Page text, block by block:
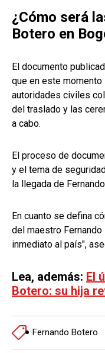
¿Cómo será
Botero en
El documento
que en este
autoridades civiles
del traslado y las
a cabo.
El proceso de
y el tema de
la llegada de
En cuanto se defina
del maestro
inmediato al país",
Lea, además: El
Botero: su hija
Fernando Botero